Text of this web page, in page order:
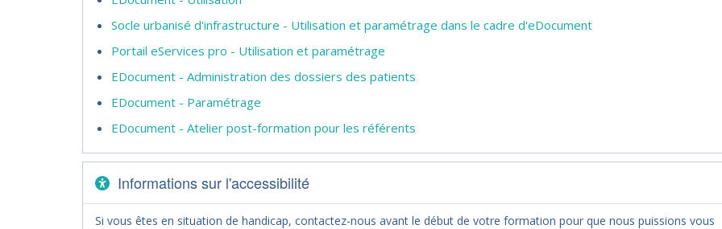
Socle urbanisé d'infrastructure - Utilisation et paramétrage dans le cadre d'eDocument
Portail eServices pro - Utilisation et paramétrage
EDocument - Administration des dossiers des patients
EDocument - Paramétrage
EDocument - Atelier post-formation pour les référents
Informations sur l'accessibilité
Si vous êtes en situation de handicap, contactez-nous avant le début de votre formation pour que nous puissions vous